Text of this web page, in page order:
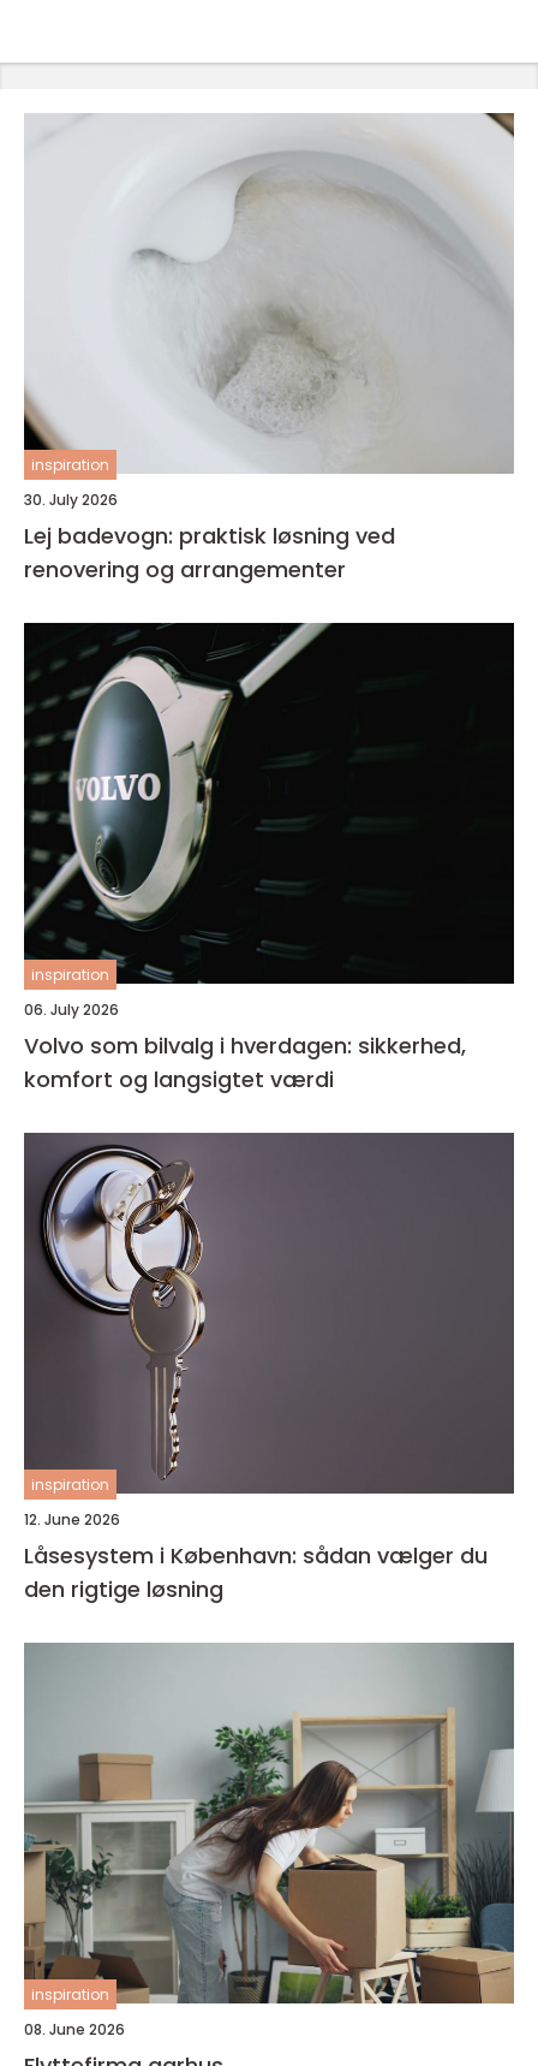
inspiration
30. July 2026
Lej badevogn: praktisk løsning ved
renovering og arrangementer
inspiration
06. July 2026
Volvo som bilvalg i hverdagen: sikkerhed,
komfort og langsigtet værdi
inspiration
12. June 2026
Låsesystem i København: sådan vælger du
den rigtige løsning
inspiration
08. June 2026